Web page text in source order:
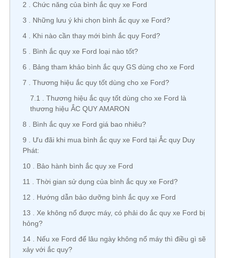
2
Chức năng của bình ắc quy xe Ford
3
Những lưu ý khi chọn bình ắc quy xe Ford?
4
Khi nào cần thay mới bình ắc quy Ford?
5
Bình ắc quy xe Ford loại nào tốt?
6
Bảng tham khảo bình ắc quy GS dùng cho xe Ford
7
Thương hiệu ắc quy tốt dùng cho xe Ford?
7.1
Thương hiệu ắc quy tốt dùng cho xe Ford là
thương hiệu ẮC QUY AMARON
8
Bình ắc quy xe Ford giá bao nhiêu?
9
Ưu đãi khi mua bình ắc quy xe Ford tại Ắc quy Duy
Phát:
10
Bảo hành bình ắc quy xe Ford
11
Thời gian sử dụng của bình ắc quy xe Ford?
12
Hướng dẫn bảo dưỡng bình ắc quy xe Ford
13
Xe không nổ được máy, có phải do ắc quy xe Ford bị
hỏng?
14
Nếu xe Ford để lâu ngày không nổ máy thì điều gì sẽ
xảy với ắc quy?